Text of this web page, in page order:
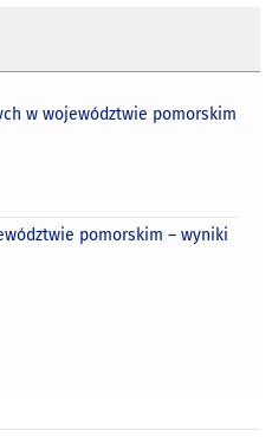
w województwie pomorskim
pomorskim – wyniki